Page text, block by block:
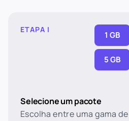
ETAPA I
1 GB
5 GB
Selecione um pacote
Escolha entre uma gama